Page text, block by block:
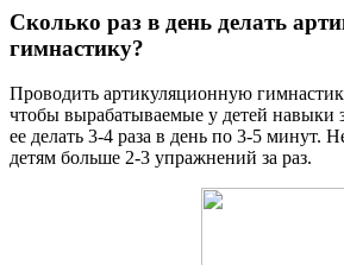
Сколько раз в день делать
гимнастику?
Проводить артикуляционную
чтобы вырабатываемые у детей навыки
ее делать 3-4 раза в день по 3-5 минут.
детям больше 2-3 упражнений за раз.